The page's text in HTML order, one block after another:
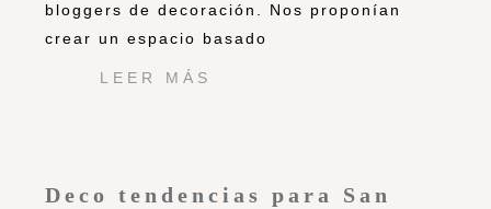
bloggers de decoración. Nos proponían
crear un espacio basado
LEER MÁS
Deco tendencias para San